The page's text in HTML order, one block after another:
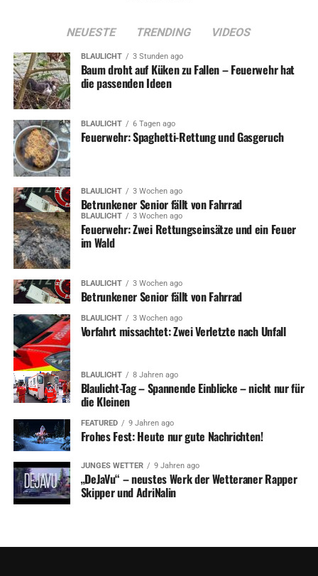
NEUESTE TRENDING VIDEOS
BLAULICHT 3 Stunden ago
Baum droht auf Küken zu Fallen – Feuerwehr hat
die passenden Ideen
BLAULICHT 6 Tagen ago
Feuerwehr: Spaghetti-Rettung und Gasgeruch
BLAULICHT 3 Wochen ago
Betrunkener Senior fällt von Fahrrad
BLAULICHT 3 Wochen ago
Feuerwehr: Zwei Rettungseinsätze und ein Feuer
im Wald
BLAULICHT 3 Wochen ago
Betrunkener Senior fällt von Fahrrad
BLAULICHT 3 Wochen ago
Vorfahrt missachtet: Zwei Verletzte nach Unfall
BLAULICHT 8 Jahren ago
Blaulicht-Tag – Spannende Einblicke – nicht nur für
die Kleinen
FEATURED 9 Jahren ago
Frohes Fest: Heute nur gute Nachrichten!
JUNGES WETTER 9 Jahren ago
„DeJaVu“ – neustes Werk der Wetteraner Rapper
Skipper und AdriNalin